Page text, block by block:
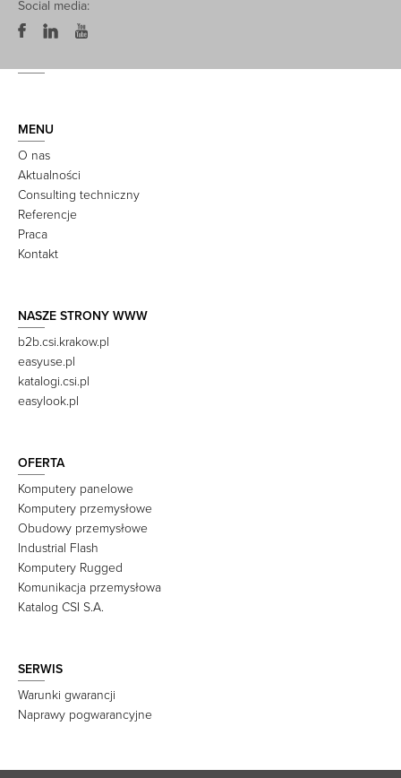
Social media:
MENU
O nas
Aktualności
Consulting techniczny
Referencje
Praca
Kontakt
NASZE STRONY WWW
b2b.csi.krakow.pl
easyuse.pl
katalogi.csi.pl
easylook.pl
OFERTA
Komputery panelowe
Komputery przemysłowe
Obudowy przemysłowe
Industrial Flash
Komputery Rugged
Komunikacja przemysłowa
Katalog CSI S.A.
SERWIS
Warunki gwarancji
Naprawy pogwarancyjne